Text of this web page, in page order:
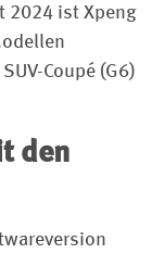
2024 ist Xpeng
Coupé (G6)
den